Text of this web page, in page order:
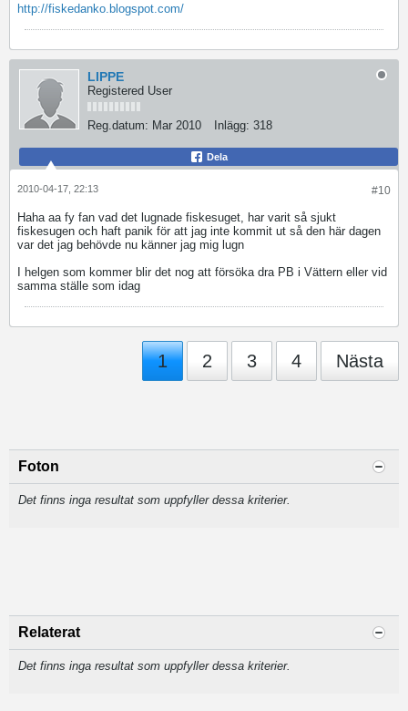
http://fiskedanko.blogspot.com/
LIPPE
Registered User
Reg.datum: Mar 2010 Inlägg: 318
Dela
#10
2010-04-17, 22:13
Haha aa fy fan vad det lugnade fiskesuget, har varit så sjukt
fiskesugen och haft panik för att jag inte kommit ut så den här dagen
var det jag behövde nu känner jag mig lugn
I helgen som kommer blir det nog att försöka dra PB i Vättern eller vid
samma ställe som idag
1 2 3 4 Nästa
Foton
Det finns inga resultat som uppfyller dessa kriterier.
Relaterat
Det finns inga resultat som uppfyller dessa kriterier.